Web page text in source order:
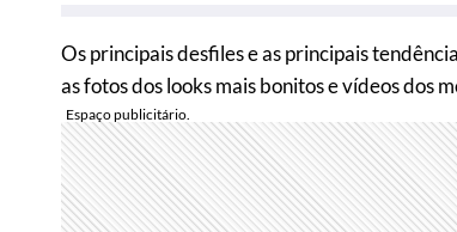
Os principais desfiles e as principais
as fotos dos looks mais bonitos e vídeos dos